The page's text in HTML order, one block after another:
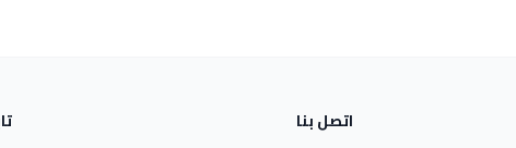
اتصل بنا